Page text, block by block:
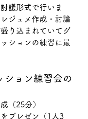
議形式で行いま
ジュメ作成・討論
り込まれていてグ
ションの練習に最
ション練習会の
（25分）
プレゼン（1人3